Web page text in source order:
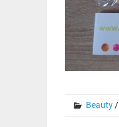
Beauty/